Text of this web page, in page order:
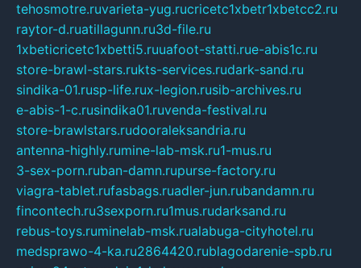
tehosmotre.ruvarieta-yug.rucricetc1xbetr1xbetcc2.ru
raytor-d.ruatillagunn.ru3d-file.ru
1xbeticricetc1xbetti5.ruuafoot-statti.rue-abis1c.ru
store-brawl-stars.rukts-services.rudark-sand.ru
sindika-01.rusp-life.rux-legion.rusib-archives.ru
e-abis-1-c.rusindika01.ruvenda-festival.ru
store-brawlstars.rudooraleksandria.ru
antenna-highly.rumine-lab-msk.ru1-mus.ru
3-sex-porn.ruban-damn.rupurse-factory.ru
viagra-tablet.rufasbags.ruadler-jun.rubandamn.ru
fincontech.ru3sexporn.ru1mus.rudarksand.ru
rebus-toys.ruminelab-msk.rualabuga-cityhotel.ru
medsprawo-4-ka.ru2864420.rublagodarenie-spb.ru